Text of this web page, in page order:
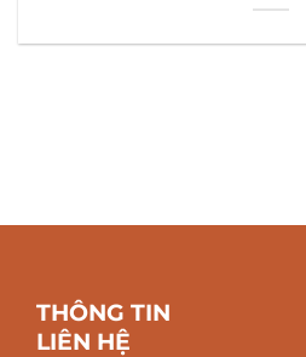
THÔNG TIN
LIÊN HỆ